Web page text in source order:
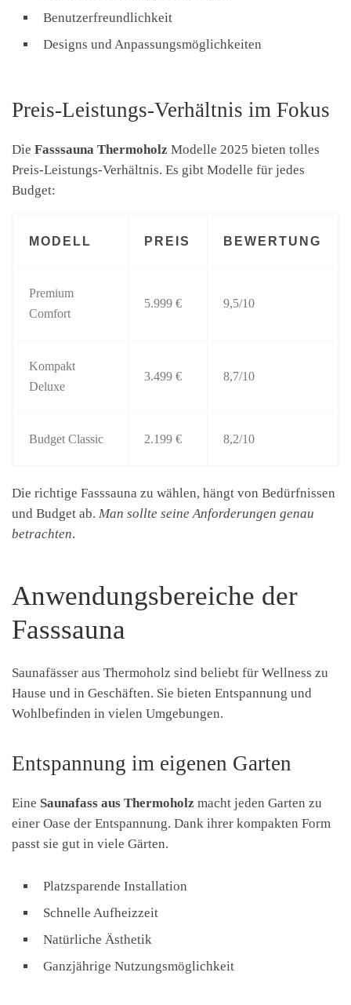
Benutzerfreundlichkeit
Designs und Anpassungsmöglichkeiten
Preis-Leistungs-Verhältnis im Fokus
Die Fasssauna Thermoholz Modelle 2025 bieten tolles
Preis-Leistungs-Verhältnis. Es gibt Modelle für jedes
Budget:
MODELL PREIS BEWERTUNG
Premium
Comfort
5.999 € 9,5/10
Kompakt
Deluxe
3.499 € 8,7/10
Budget Classic 2.199 € 8,2/10
Die richtige Fasssauna zu wählen, hängt von Bedürfnissen
und Budget ab. Man sollte seine Anforderungen genau
betrachten.
Anwendungsbereiche der
Fasssauna
Saunafässer aus Thermoholz sind beliebt für Wellness zu
Hause und in Geschäften. Sie bieten Entspannung und
Wohlbefinden in vielen Umgebungen.
Entspannung im eigenen Garten
Eine Saunafass aus Thermoholz macht jeden Garten zu
einer Oase der Entspannung. Dank ihrer kompakten Form
passt sie gut in viele Gärten.
Platzsparende Installation
Schnelle Aufheizzeit
Natürliche Ästhetik
Ganzjährige Nutzungsmöglichkeit